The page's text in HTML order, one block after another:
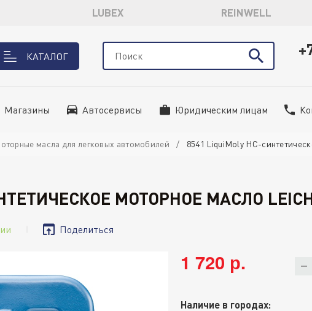
LUBEX REINWELL
КАТАЛОГ
Магазины Автосервисы Юридическим лицам
масла для легковых автомобилей 8541 LiquiMoly НС-
МОТОРНОЕ МАСЛО
Поделиться
1 720 р.
Наличие в городах: